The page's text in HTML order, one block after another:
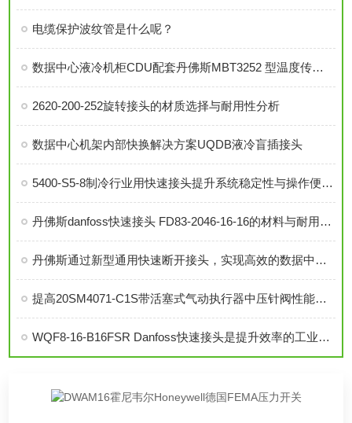
电缆保护波纹管是什么呢？
数据中心液冷机柜CDU配套丹佛斯MBT3252 型温度传感器
2620-200-252旋转接头的材质选择与耐用性分析
数据中心机架内部快换解决方案UQDB液冷盲插接头
5400-S5-8制冷行业用快速接头提升系统稳定性与操作便捷性
丹佛斯danfoss快速接头 FD83-2046-16-16的材料与耐用性分析
丹佛斯通过新型通用快速断开接头，实现高效的数据中心液冷
提高20SM4071-C1S带活塞式气动执行器中压针阀性能的技巧
WQF8-16-B16FSR Danfoss快速接头是提升效率的工业连接解决方案